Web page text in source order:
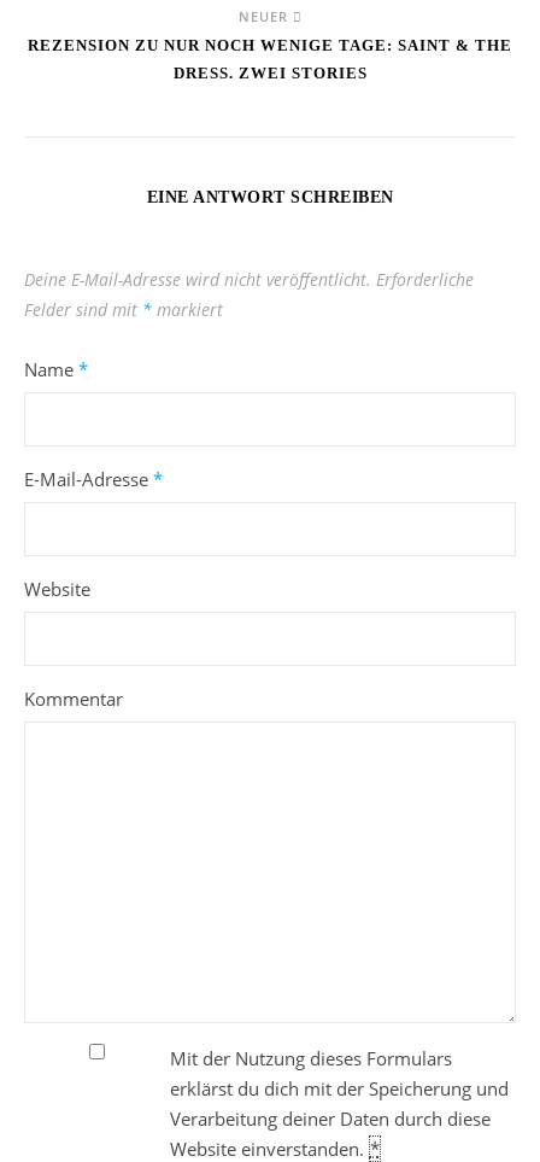
NEUER
REZENSION ZU NUR NOCH WENIGE TAGE: SAINT & THE
DRESS. ZWEI STORIES
EINE ANTWORT SCHREIBEN
Deine E-Mail-Adresse wird nicht veröffentlicht. Erforderliche
Felder sind mit * markiert
Name *
E-Mail-Adresse *
Website
Kommentar
Mit der Nutzung dieses Formulars
erklärst du dich mit der Speicherung und
Verarbeitung deiner Daten durch diese
Website einverstanden. *